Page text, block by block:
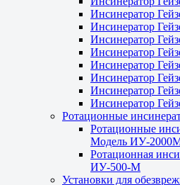
Инсинератор
Инсинератор
Инсинератор
Инсинератор
Инсинератор
Инсинератор
Инсинератор
Инсинератор
Ротационные
Ротационные
Модель ИУ-
Ротационная
ИУ-500-М
Установки для